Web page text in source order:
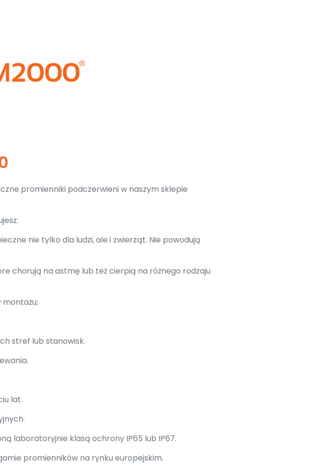
promienniki podczerwieni w naszym sklepie
nie tylko dla ludzi, ale i zwierząt. Nie powodują
chorują na astmę lub też cierpią na różnego rodzaju
montażu;
stref lub stanowisk.
lat.
laboratoryjnie klasą ochrony IP65 lub IP67.
promienników na rynku europejskim.